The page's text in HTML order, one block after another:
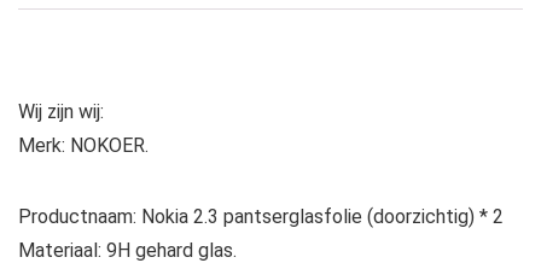
Wij zijn wij:
Merk: NOKOER.
Productnaam: Nokia 2.3 pantserglasfolie (doorzichtig) * 2
Materiaal: 9H gehard glas.